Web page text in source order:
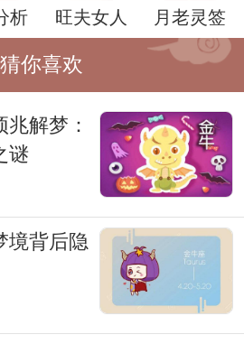
方面的焦虑。因此，解读
关注梦境中的情境和个人
发也可能与情绪压力有
，人们面对各种各样的压
家庭压力等，这些压力可
情绪和心理状态。梦见脱
表现，是情绪压力在梦
是个体内心体验和情感状
析 旺夫女人 月老灵签
猜你喜欢
解梦：
谜
境背后隐